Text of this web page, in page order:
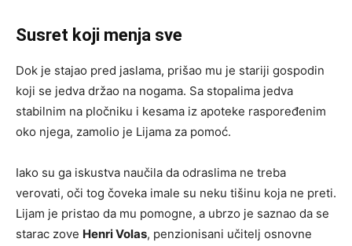
Susret koji menja sve
Dok je stajao pred jaslama, prišao mu je stariji gospodin
koji se jedva držao na nogama. Sa stopalima jedva
stabilnim na pločniku i kesama iz apoteke raspoređenim
oko njega, zamolio je Lijama za pomoć.
Iako su ga iskustva naučila da odraslima ne treba
verovati, oči tog čoveka imale su neku tišinu koja ne preti.
Lijam je pristao da mu pomogne, a ubrzo je saznao da se
starac zove Henri Volas, penzionisani učitelj osnovne